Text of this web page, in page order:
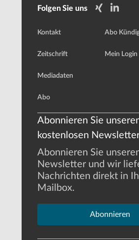
Folgen Sie uns
Kontakt
Zeitschrift
Mediadaten
Abo
Abo
Mein Login
Abonnieren Sie
kostenlosen
Abonnieren Sie
Newsletter und wir
Nachrichten direkt in
Mailbox.
Abonnieren